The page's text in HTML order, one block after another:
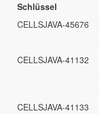
Schlüssel
CELLSJAVA-45676
CELLSJAVA-41132
CELLSJAVA-41133